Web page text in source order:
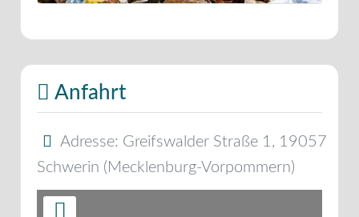
Anfahrt
Adresse: Greifswalder Straße 1 , 19057
Schwerin ( Mecklenburg-Vorpommern)